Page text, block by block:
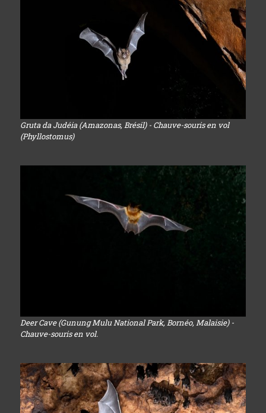
Gruta da Judéia (Amazonas, Brésil) - Chauve-souris en vol
(Phyllostomus)
Deer Cave (Gunung Mulu National Park, Bornéo, Malaisie) -
Chauve-souris en vol.